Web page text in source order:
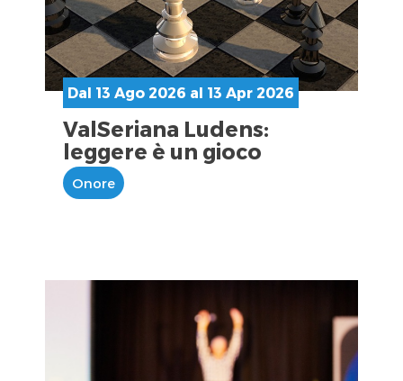
Dal 13 Ago 2026 al 13 Apr 2026
ValSeriana Ludens:
leggere è un gioco
Onore